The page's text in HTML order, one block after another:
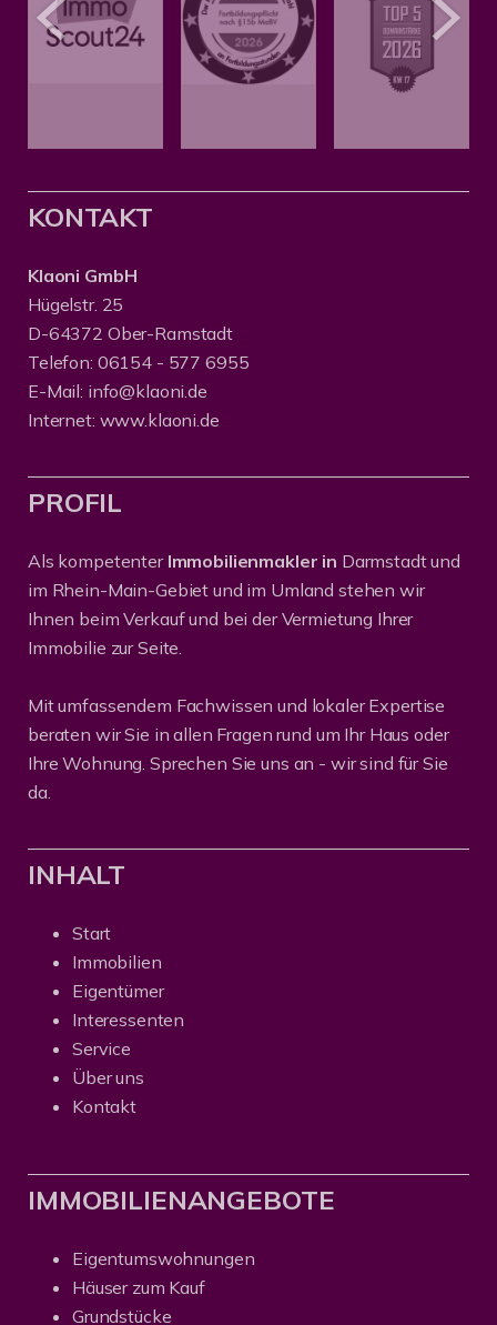
KONTAKT
Klaoni GmbH
Hügelstr. 25
D-64372 Ober-Ramstadt
Telefon: 06154 - 577 6955
E-Mail: info@klaoni.de
Internet: www.klaoni.de
PROFIL
Als kompetenter Immobilienmakler in Darmstadt und
im Rhein-Main-Gebiet und im Umland stehen wir
Ihnen beim Verkauf und bei der Vermietung Ihrer
Immobilie zur Seite.
Mit umfassendem Fachwissen und lokaler Expertise
beraten wir Sie in allen Fragen rund um Ihr Haus oder
Ihre Wohnung. Sprechen Sie uns an - wir sind für Sie
da.
INHALT
Start
Immobilien
Eigentümer
Interessenten
Service
Über uns
Kontakt
IMMOBILIENANGEBOTE
Eigentumswohnungen
Häuser zum Kauf
Grundstücke